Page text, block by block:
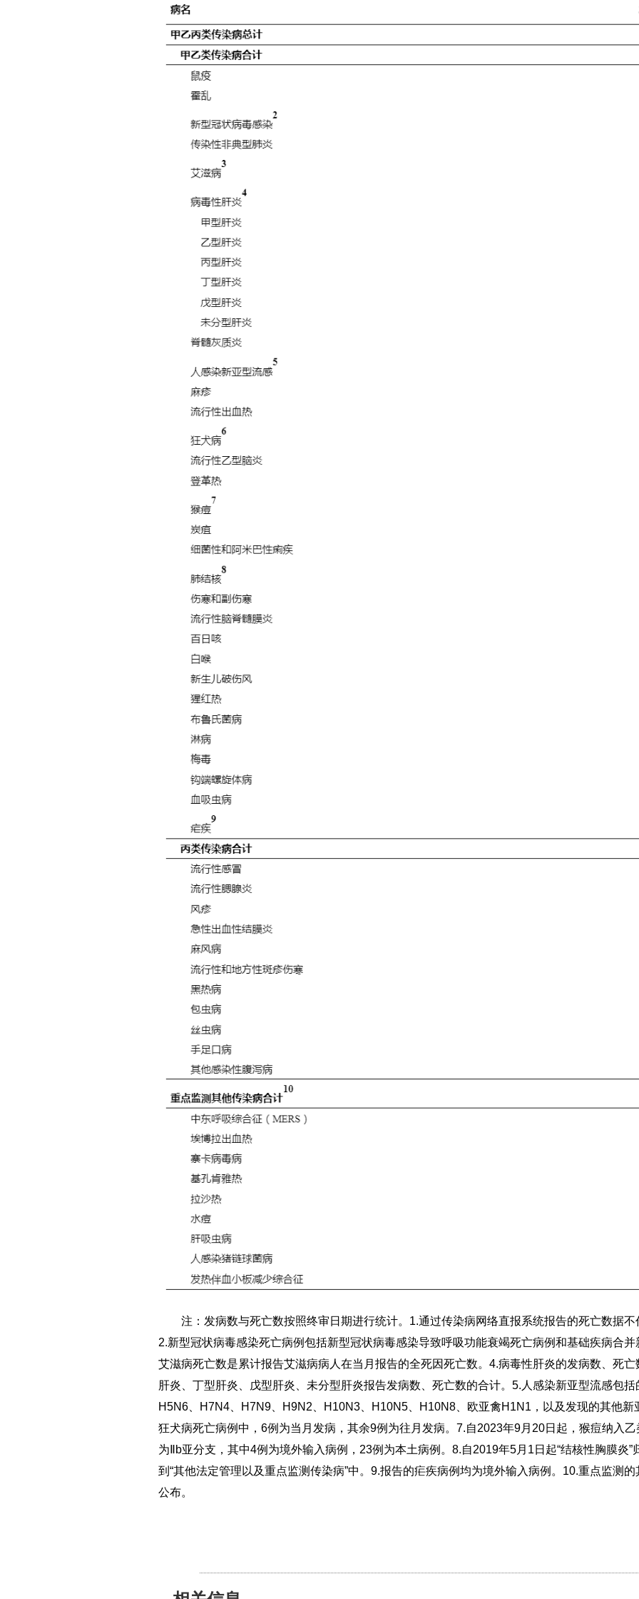
注：发病数与死亡数按照终审日期进行统计。1.通过传染病网络直报系统报告的死亡数据
2.新型冠状病毒感染死亡病例包括新型冠状病毒感染导致呼吸功能衰竭死亡病例和基础疾病合
艾滋病死亡数是累计报告艾滋病病人在当月报告的全死因死亡数。4.病毒性肝炎的发病数、死
肝炎、丁型肝炎、戊型肝炎、未分型肝炎报告发病数、死亡数的合计。5.人感染新亚型流感包
H5N6、H7N4、H7N9、H9N2、H10N3、H10N5、H10N8、欧亚禽H1N1，以及发现的其他新
狂犬病死亡病例中，6例为当月发病，其余9例为往月发病。7.自2023年9月20日起，猴痘纳入
为Ⅱb亚分支，其中4例为境外输入病例，23例为本土病例。8.自2019年5月1日起“结核性胸膜炎
到“其他法定管理以及重点监测传染病”中。9.报告的疟疾病例均为境外输入病例。10.重点监测
公布。